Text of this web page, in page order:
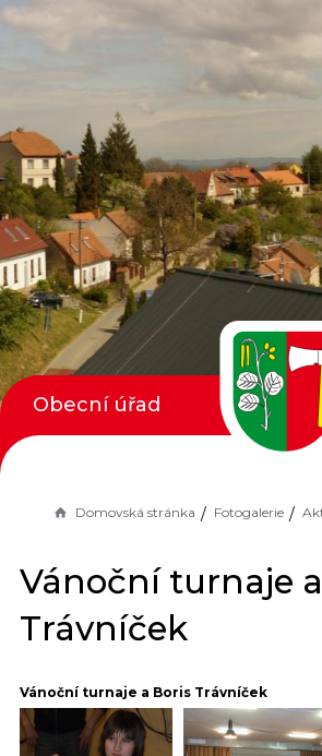
Domovská stránka Fotogalerie
Vánoční turnaje
Trávníček
Vánoční turnaje a Boris Trávníček
Obecní úřad